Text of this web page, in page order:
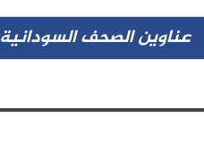
عناوين الصحف السودانية